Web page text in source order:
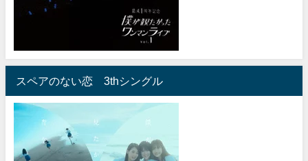
スペアのない恋 3thシングル